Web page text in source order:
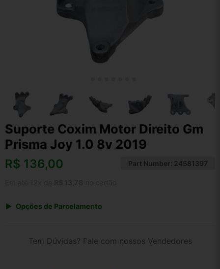
Suporte Coxim Motor Direito Gm
Prisma Joy 1.0 8v 2019
R$ 136,00 Part Number: 24581397
Opções de Parcelamento
Tem Dúvidas? Fale com nossos Vendedores